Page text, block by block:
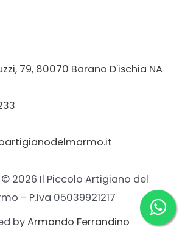
79, 80070 Barano D'ischia NA
2026 Il Piccolo Artigiano del
- P.iva 05039921217
byArmando Ferrandino